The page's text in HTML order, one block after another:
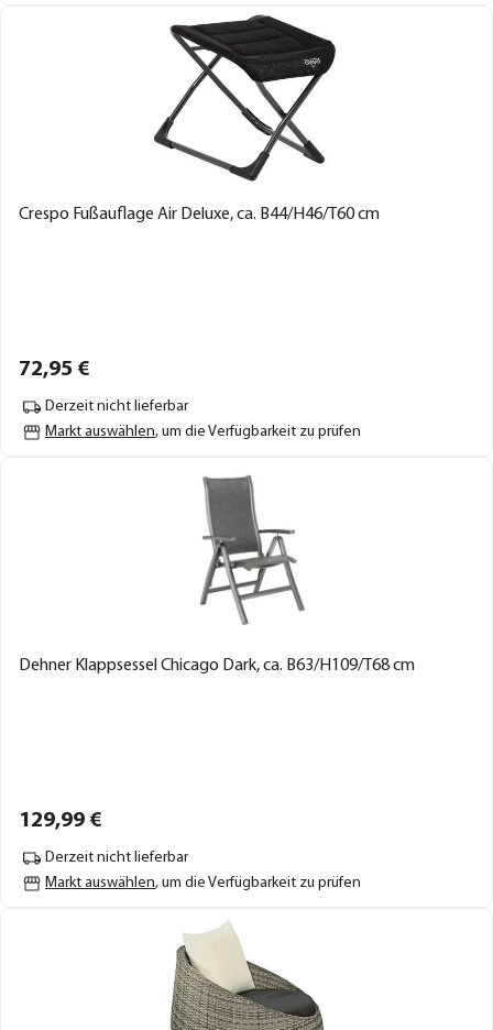
Crespo Fußauflage Air Deluxe, ca. B44/H46/T60 cm
72,95 €
Derzeit nicht lieferbar
Markt auswählen, um die Verfügbarkeit zu prüfen
Dehner Klappsessel Chicago Dark, ca. B63/H109/T68 cm
129,99 €
Derzeit nicht lieferbar
Markt auswählen, um die Verfügbarkeit zu prüfen